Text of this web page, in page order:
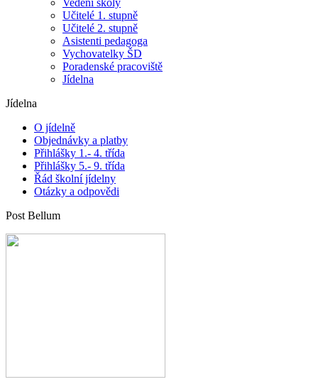
Vedení školy
Učitelé 1. stupně
Učitelé 2. stupně
Asistenti pedagoga
Vychovatelky ŠD
Poradenské pracoviště
Jídelna
Jídelna
O jídelně
Objednávky a platby
Přihlášky 1.- 4. třída
Přihlášky 5.- 9. třída
Řád školní jídelny
Otázky a odpovědi
Post Bellum